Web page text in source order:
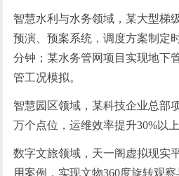
智慧水利与水务领域，某大型梯
预演、预案系统，调度方案制定
分钟；某水务管网项目实现地下
管工况模拟。
智慧园区领域，某科技企业总部
万个点位，运维效率提升30%以上
数字文旅领域，天一阁虚拟现实
用案例，实现文物360度旋转观察